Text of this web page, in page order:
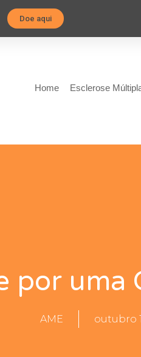
Doe aqui
Home Esclerose
por uma
AME outubro